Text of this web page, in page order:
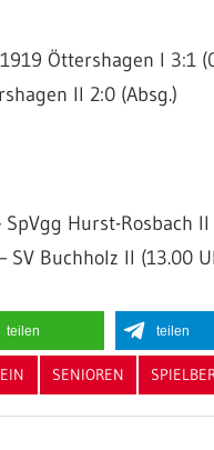
Öttershagen I 3:1
II 2:0 (Absg.)
Hurst-Rosbach
SV Buchholz II (13.00
teilen teilen
SENIOREN